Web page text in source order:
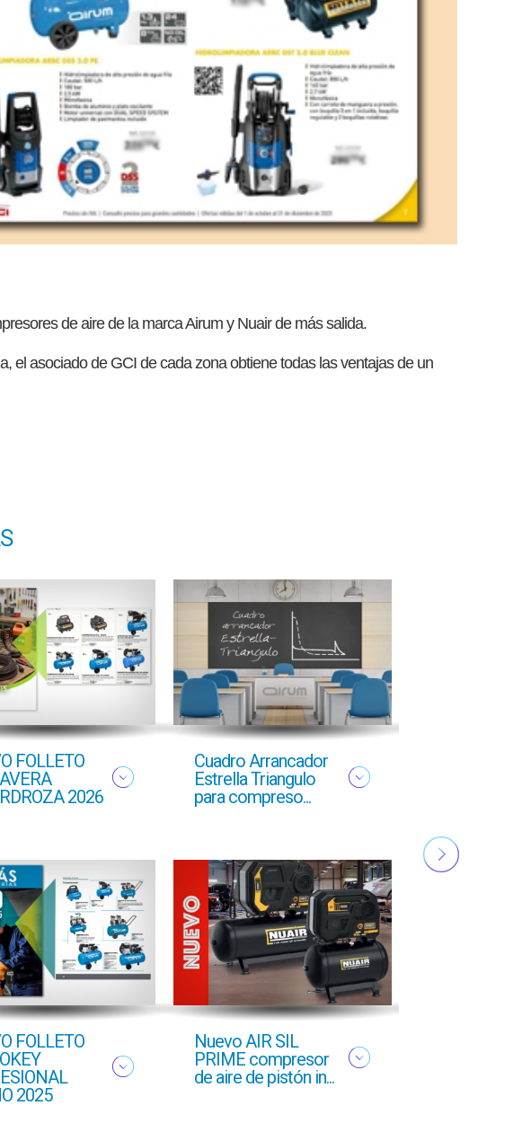
de aire de la marca Airum y Nuair de más salida.
el asociado de GCI de cada zona obtiene todas las ventajas de un
FOLLETO
2026
FOLLETO
2025
Cuadro Arrancador
Estrella Triangulo
para compreso...
Nuevo AIR SIL
PRIME compresor
de aire de pistón in...